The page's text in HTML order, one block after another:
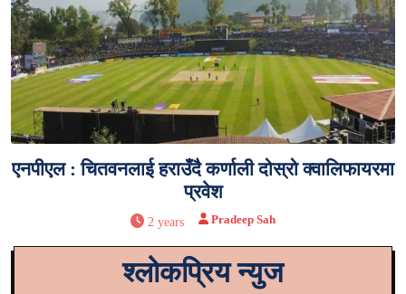
एनपीएल : चितवनलाई हराउँदै कर्णाली दोस्रो क्वालिफायरमा
प्रवेश
2 years Pradeep Sah
श्लोकप्रिय न्युज